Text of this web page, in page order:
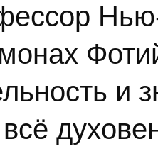
и